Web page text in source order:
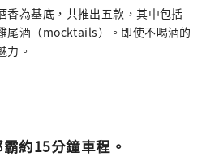
香為基底，共推出五款，其中包括
尾酒（mocktails）。即使不喝酒的
力。
約15分鐘車程。